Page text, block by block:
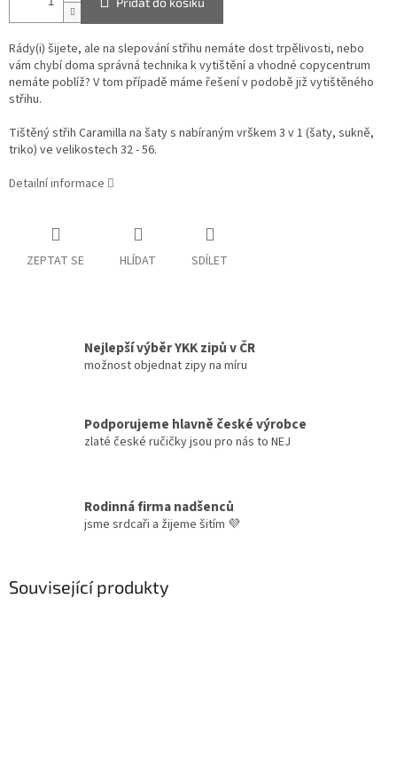
Rády(i) šijete, ale na slepování střihu nemáte dost trpělivosti, nebo
vám chybí doma správná technika k vytištění a vhodné copycentrum
nemáte poblíž? V tom případě máme řešení v podobě již vytištěného
střihu.
Tištěný střih Caramilla na šaty s nabíraným vrškem 3 v 1 (šaty, sukně,
triko) ve velikostech 32 - 56.
Detailní informace
ZEPTAT SE HLÍDAT SDÍLET
Nejlepší výběr YKK zipů v ČR
možnost objednat zipy na míru
Podporujeme hlavně české výrobce
zlaté české ručičky jsou pro nás to NEJ
Rodinná firma nadšenců
jsme srdcaři a žijeme šitím 💜
Související produkty